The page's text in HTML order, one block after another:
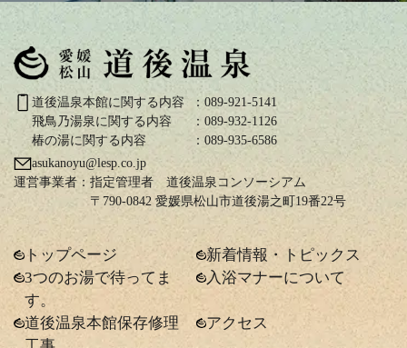
道後温泉本館に関する内容
：089-921-5141
飛鳥乃湯泉に関する内容
：089-932-1126
椿の湯に関する内容
：089-935-6586
asukanoyu@lesp.co.jp
運営事業者：指定管理者 道後温泉コンソーシアム
〒790-0842 愛媛県松山市道後湯之町19番22号
トップページ
新着情報・トピックス
3つのお湯で待ってま
す。
入浴マナーについて
道後温泉本館保存修理
アクセス